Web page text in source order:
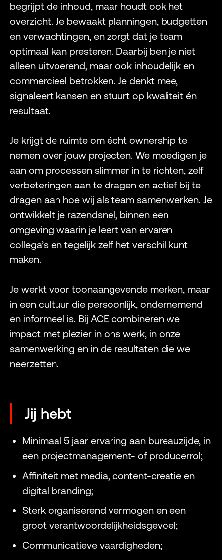
begrijpt de inhoud, maar houdt ook het
overzicht. Je bewaakt planningen, budgetten
en verwachtingen, en zorgt dat je team
optimaal kan presteren. Daarbij ben je niet
alleen uitvoerend, maar ook inhoudelijk en
commercieel betrokken. Je denkt mee,
signaleert kansen en stuurt op kwaliteit én
resultaat.
Je krijgt de ruimte om écht ownership te
nemen over jouw projecten. We moedigen je
aan om processen slimmer in te richten, zelf
verbeteringen aan te dragen en actief bij te
dragen aan hoe wij als team samenwerken. Je
ontwikkelt je razendsnel, binnen een
omgeving waarin je leert van ervaren
collega’s en tegelijk zelf het verschil kunt
maken.
Je werkt voor toonaangevende merken, maar
in een cultuur die persoonlijk, ondernemend
en informeel is. Bij ACE combineren we
impact met plezier in ons werk, in onze
samenwerking en in de resultaten die we
neerzetten.
Jij hebt
Minimaal 5 jaar ervaring aan bureauzijde, in
een projectmanagement- of producerrol;
Affiniteit met media, content-creatie en
digital branding;
Sterk organiserend vermogen en een
groot verantwoordelijkheidsgevoel;
Communicatieve vaardigheden;